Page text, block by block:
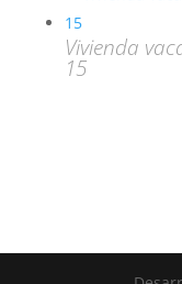
Vivienda
15